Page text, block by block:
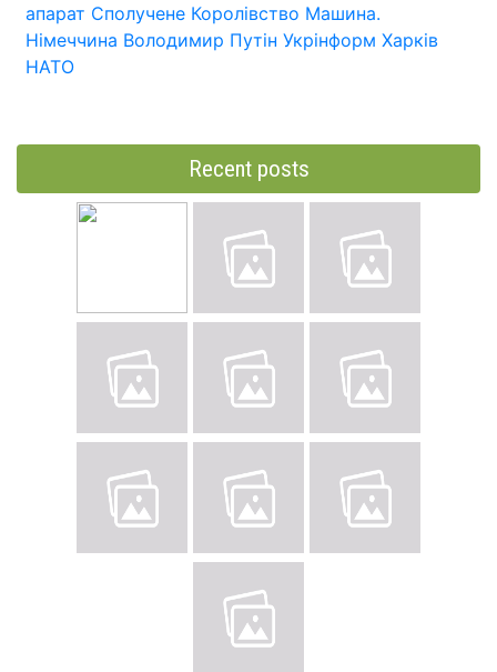
апарат Сполучене Королівство Машина.
Німеччина Володимир Путін Укрінформ Харків
НАТО
Recent posts